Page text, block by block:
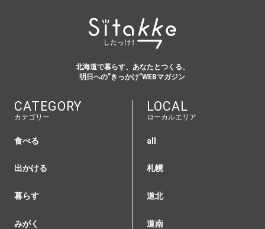
北海道で暮らす、あなたとつくる、
明日への”きっかけ”WEBマガジン
CATEGORY
カテゴリー
食べる
出かける
暮らす
みがく
LOCAL
ローカルエリア
all
札幌
道北
道南